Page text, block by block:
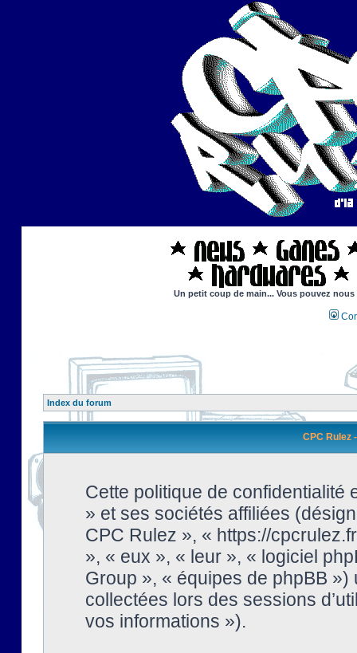
Un petit coup de main... Vous pouvez
Index du forum
CPC Rulez
Cette politique de confidentialité
» et ses sociétés affiliées
CPC Rulez », « https://
», « eux », « leur », « logiciel
Group », « équipes de phpBB
collectées lors des sessions
vos informations »).